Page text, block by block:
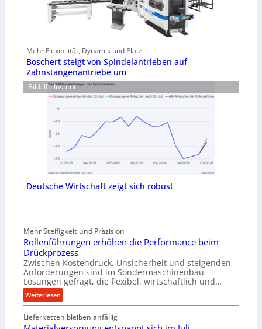
Mehr Flexibilität, Dynamik und Platz
Boschert steigt von Spindelantrieben auf
Zahnstangenantriebe um
Bild: Ifo Institut
Deutsche Wirtschaft zeigt sich robust
Mehr Steifigkeit und Präzision
Rollenführungen erhöhen die Performance beim
Drückprozess
Zwischen Kostendruck, Unsicherheit und steigenden
Anforderungen sind im Sondermaschinenbau
Lösungen gefragt, die flexibel, wirtschaftlich und…
Weiterlesen:
R
o
Lieferketten bleiben anfällig